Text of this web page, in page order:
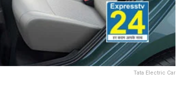
Tata Electric Car